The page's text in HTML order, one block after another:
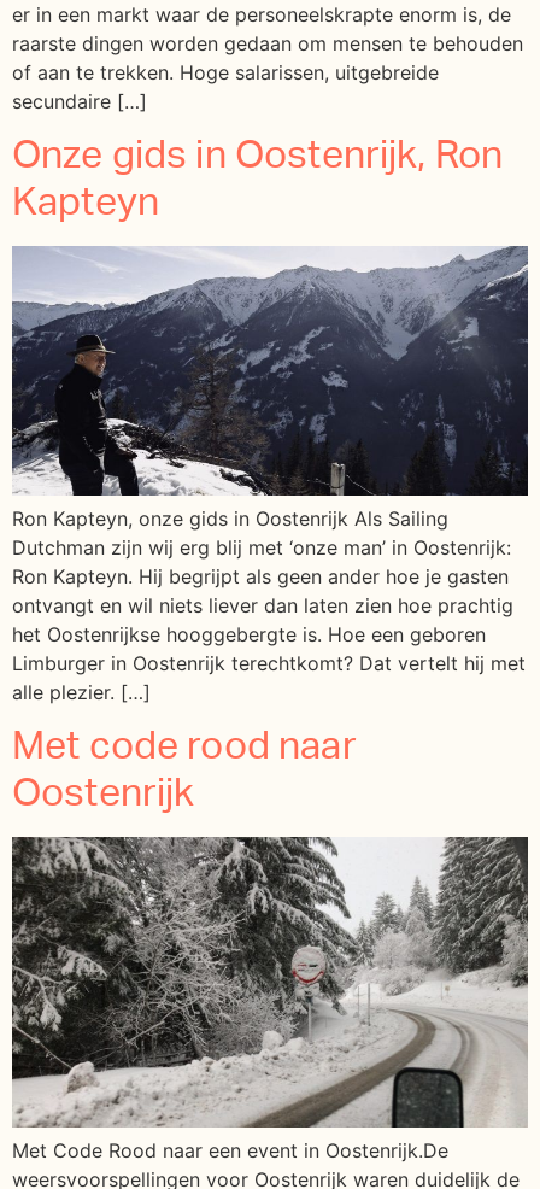
er in een markt waar de personeelskrapte enorm is, de
raarste dingen worden gedaan om mensen te behouden
of aan te trekken. Hoge salarissen, uitgebreide
secundaire […]
Onze gids in Oostenrijk, Ron
Kapteyn
Ron Kapteyn, onze gids in Oostenrijk Als Sailing
Dutchman zijn wij erg blij met ‘onze man’ in Oostenrijk:
Ron Kapteyn. Hij begrijpt als geen ander hoe je gasten
ontvangt en wil niets liever dan laten zien hoe prachtig
het Oostenrijkse hooggebergte is. Hoe een geboren
Limburger in Oostenrijk terechtkomt? Dat vertelt hij met
alle plezier. […]
Met code rood naar
Oostenrijk
Met Code Rood naar een event in Oostenrijk.De
weersvoorspellingen voor Oostenrijk waren duidelijk de